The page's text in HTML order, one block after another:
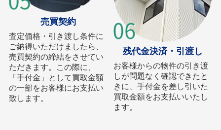
売買契約
査定価格・引き渡し条件に
ご納得いただけましたら、
売買契約の締結をさせてい
ただきます。この際に、
「手付金」として買取金額
の一部をお客様にお支払い
致します。
残代金決済・引渡し
お客様からの物件の引き渡
しが問題なく確認できたと
きに、手付金を差し引いた
買取金額をお支払いいたし
ます。